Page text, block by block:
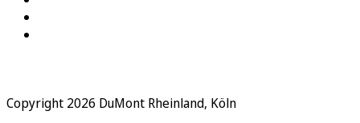
Copyright 2026 DuMont Rheinland, Köln